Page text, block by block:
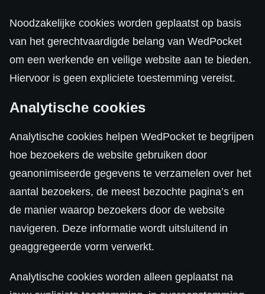
Noodzakelijke cookies worden geplaatst op basis
van het gerechtvaardigde belang van WedPocket
om een werkende en veilige website aan te bieden.
Hiervoor is geen expliciete toestemming vereist.
Analytische cookies
Analytische cookies helpen WedPocket te begrijpen
hoe bezoekers de website gebruiken door
geanonimiseerde gegevens te verzamelen over het
aantal bezoekers, de meest bezochte pagina’s en
de manier waarop bezoekers door de website
navigeren. Deze informatie wordt uitsluitend in
geaggregeerde vorm verwerkt.
Analytische cookies worden alleen geplaatst na